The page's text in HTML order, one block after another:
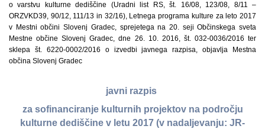
o varstvu kulturne dediščine (Uradni list RS, št. 16/08, 123/08, 8/11 –
ORZVKD39, 90/12, 111/13 in 32/16), Letnega programa kulture za leto 2017
v Mestni občini Slovenj Gradec, sprejetega na 20. seji Občinskega sveta
Mestne občine Slovenj Gradec, dne 26. 10. 2016, št. 032-0036/2016 ter
sklepa št. 6220-0002/2016 o izvedbi javnega razpisa, objavlja Mestna
občina Slovenj Gradec
javni razpis
za sofinanciranje kulturnih projektov na področju
kulturne dediščine v letu 2017 (v nadaljevanju: JR-